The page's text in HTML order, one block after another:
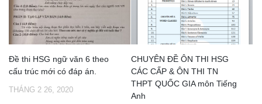
Đề thi HSG ngữ văn 6 theo
cấu trúc mới có đáp án.
THÁNG 2 26, 2020
CHUYÊN ĐỀ ÔN THI HSG
CÁC CẤP & ÔN THI TN
THPT QUỐC GIA môn Tiếng
Anh